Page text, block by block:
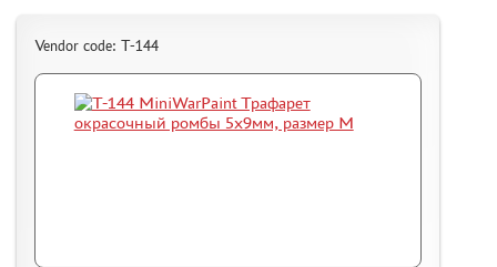
Vendor code: T-144